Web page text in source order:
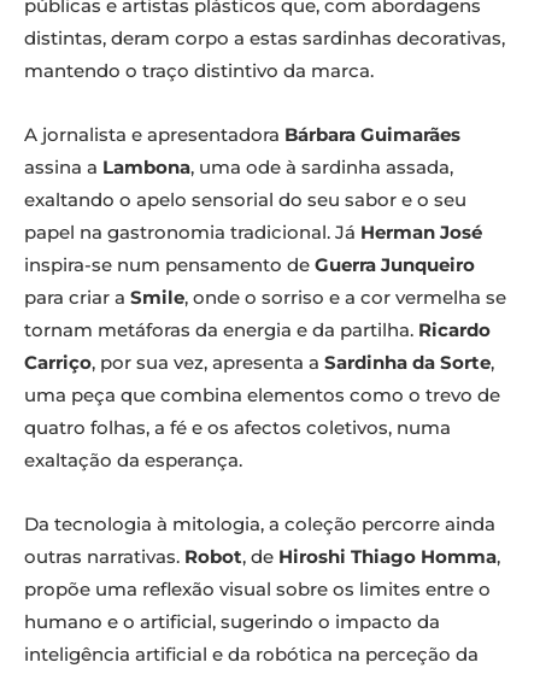
públicas e artistas plásticos que, com abordagens
distintas, deram corpo a estas sardinhas decorativas,
mantendo o traço distintivo da marca.
A jornalista e apresentadora Bárbara Guimarães
assina a Lambona, uma ode à sardinha assada,
exaltando o apelo sensorial do seu sabor e o seu
papel na gastronomia tradicional. Já Herman José
inspira-se num pensamento de Guerra Junqueiro
para criar a Smile, onde o sorriso e a cor vermelha se
tornam metáforas da energia e da partilha. Ricardo
Carriço, por sua vez, apresenta a Sardinha da Sorte,
uma peça que combina elementos como o trevo de
quatro folhas, a fé e os afectos coletivos, numa
exaltação da esperança.
Da tecnologia à mitologia, a coleção percorre ainda
outras narrativas. Robot, de Hiroshi Thiago Homma,
propõe uma reflexão visual sobre os limites entre o
humano e o artificial, sugerindo o impacto da
inteligência artificial e da robótica na perceção da